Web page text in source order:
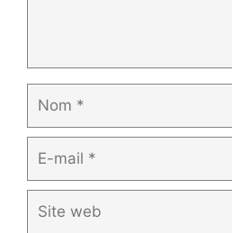
mail
web